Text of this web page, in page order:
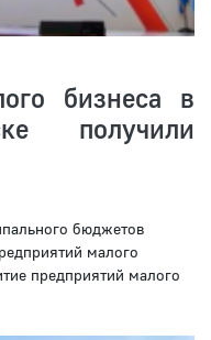
бизнеса в
получили
бюджетов
малого
предприятий малого